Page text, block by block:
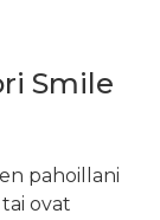
Smile
pahoillani
ovat